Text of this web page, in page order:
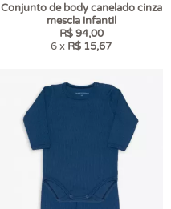
Conjunto de body canelado cinza
mescla infantil
R$ 94,00
6 x R$ 15,67